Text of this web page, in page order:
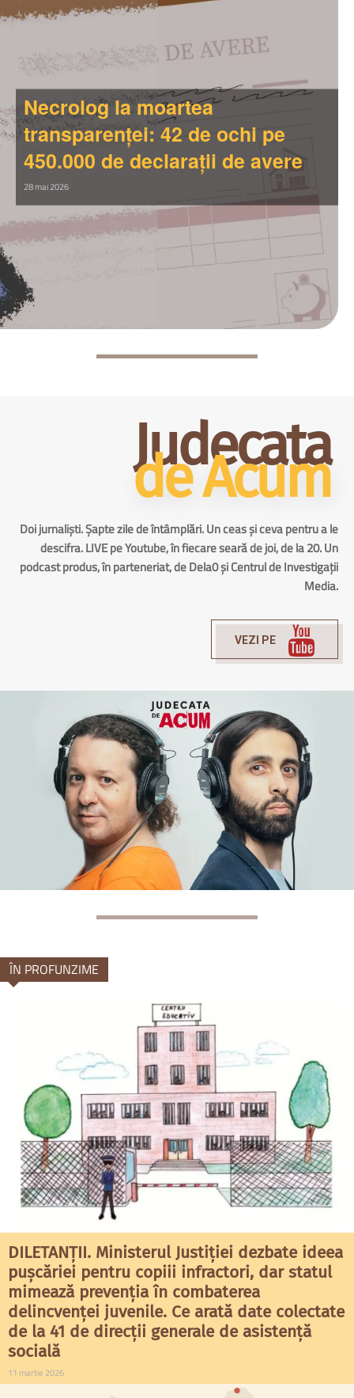
Necrolog la moartea
transparenței: 42 de ochi pe
450.000 de declarații de avere
28 mai 2026
Judecata
de Acum
Doi jurnaliști. Șapte zile de întâmplări. Un ceas și ceva pentru a le
descifra. LIVE pe Youtube, în fiecare seară de joi, de la 20. Un
podcast produs, în parteneriat, de Dela0 și Centrul de Investigații
Media.
VEZI PE
ÎN PROFUNZIME
DILETANȚII. Ministerul Justiției dezbate ideea
pușcăriei pentru copiii infractori, dar statul
mimează prevenția în combaterea
delincvenței juvenile. Ce arată date colectate
de la 41 de direcții generale de asistență
socială
11 martie 2026